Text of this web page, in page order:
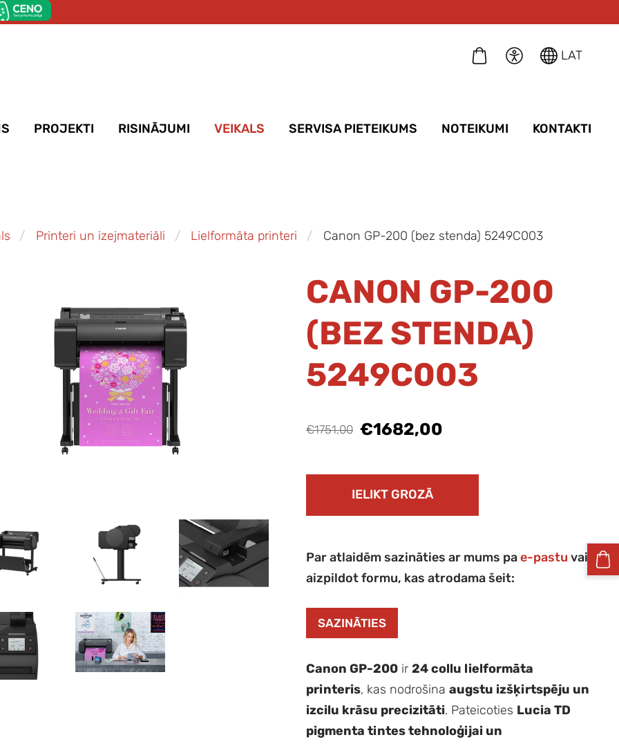
PROJEKTI RISINĀJUMI VEIKALS SERVISA PIETEIKUMS NOTEIKUMI KONTAKTI
LAT
Printeri un izejmateriāli Lielformāta printeri Canon GP-200 (bez stenda) 5249C003
CANON GP-200
(BEZ STENDA)
5249C003
€1751,00 €1682,00
IELIKT GROZĀ
Par atlaidēm sazināties ar mums pae-pastu vai
aizpildot formu, kas atrodama šeit:
SAZINĀTIES
Canon GP-200 ir24 collu lielformāta
printeris, kas nodrošinaaugstu izšķirtspēju un
izcilu krāsu precizitāti. Pateicoties Lucia TD
pigmenta tintes tehnoloģijai un